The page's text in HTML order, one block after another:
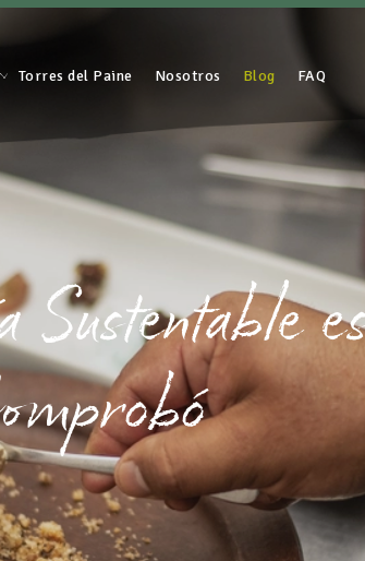
Torres del Paine Nosotros Blog FAQ